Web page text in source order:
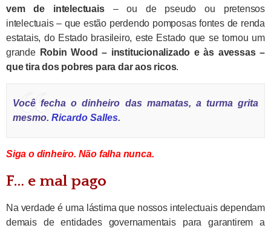
vem de intelectuais– ou de pseudo ou pretensos
intelectuais – que estão perdendo pomposas fontes de renda
estatais, do Estado brasileiro, este Estado que se tornou um
grande Robin Wood – institucionalizado e às avessas –
que tira dos pobres para dar aos ricos.
Você fecha o dinheiro das mamatas, a turma grita
mesmo. Ricardo Salles.
Siga o dinheiro. Não falha nunca.
F… e mal pago
Na verdade é uma lástima que nossos intelectuais dependam
demais de entidades governamentais para garantirem a